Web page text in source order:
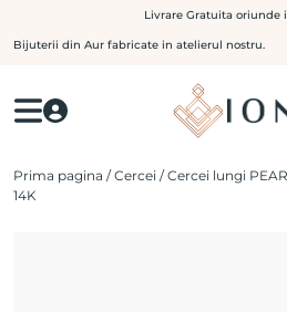
to
Livrare Gratuita oriunde
Bijuterii din Aur fabricate in atelierul nostru.
Prima pagina /Cercei / Cercei lungi
14K